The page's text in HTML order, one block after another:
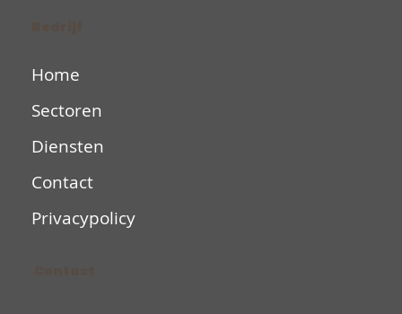
Home
Sectoren
Diensten
Contact
Privacypolicy